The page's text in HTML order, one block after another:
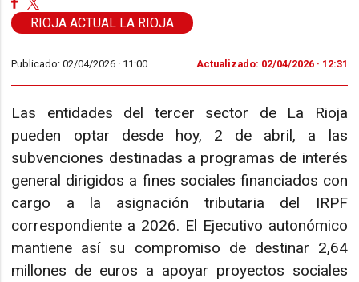
RIOJA ACTUAL LA RIOJA
Publicado: 02/04/2026 · 11:00 Actualizado: 02/04/2026 · 12:31
Las entidades del tercer sector de La Rioja
pueden optar desde hoy, 2 de abril, a las
subvenciones destinadas a programas de interés
general dirigidos a fines sociales financiados con
cargo a la asignación tributaria del IRPF
correspondiente a 2026. El Ejecutivo autonómico
mantiene así su compromiso de destinar 2,64
millones de euros a apoyar proyectos sociales